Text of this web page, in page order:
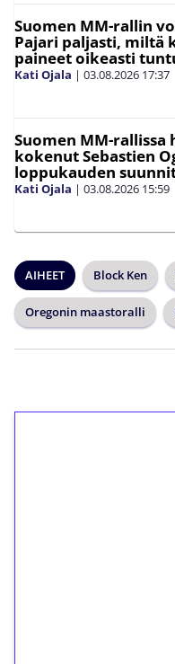
Suomen MM-rallin
Pajari paljasti, miltä
paineet oikeasti
Kati Ojala | 03.08.2026 17:37
Suomen MM-rallissa
kokenut Sebastien
loppukauden
Kati Ojala | 03.08.2026 15:59
AIHEET Block Ken
Oregonin maastoralli